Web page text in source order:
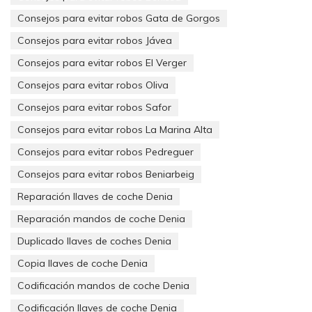
satélite entrante/saliente a la frecuencia de los equipos en
banda base.
– Respuesta automática de un mensaje
señal concreta de interrogación. Estos transpondedores son
pseudo-radar.
Consejos para evitar robos Gata de Gorgos
Consejos para evitar robos Jávea
Consejos para evitar robos El Verger
Consejos para evitar robos Oliva
Consejos para evitar robos Safor
Consejos para evitar robos La Marina Alta
Consejos para evitar robos Pedreguer
Consejos para evitar robos Beniarbeig
Reparación llaves de coche Denia
Reparación mandos de coche Denia
Duplicado llaves de coches Denia
Copia llaves de coche Denia
Codificación mandos de coche Denia
Codificación llaves de coche Denia